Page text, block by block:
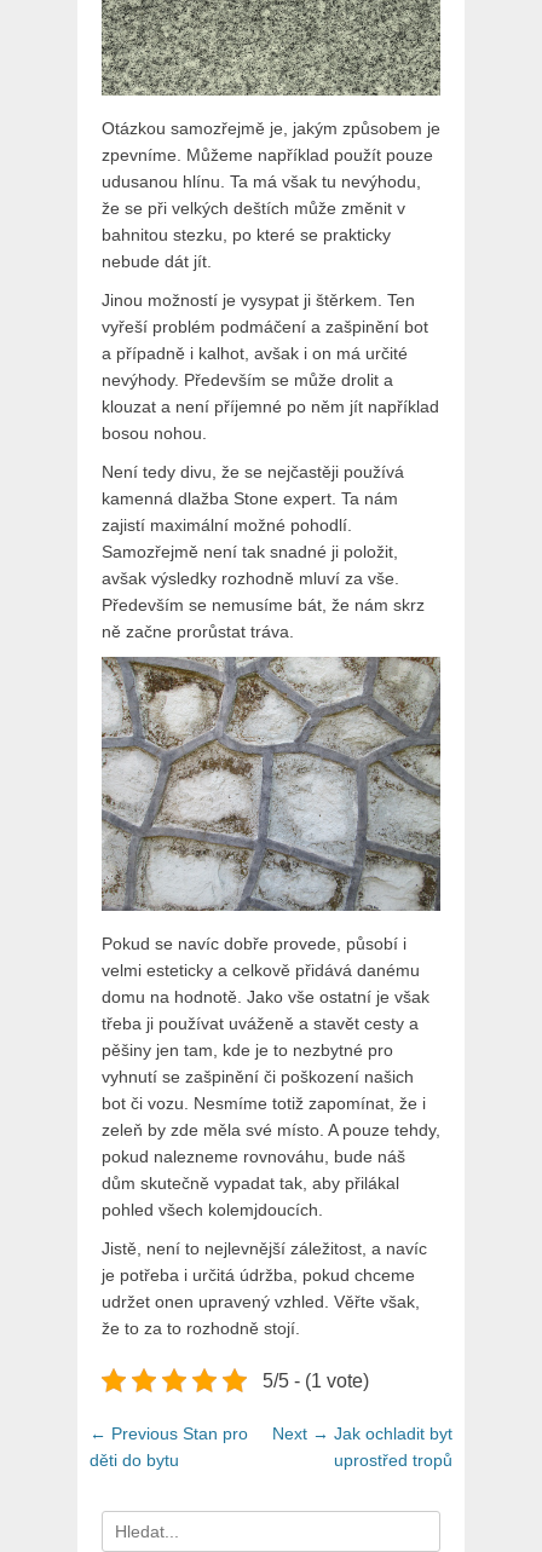
Otázkou samozřejmě je, jakým způsobem je
zpevníme. Můžeme například použít pouze
udusanou hlínu. Ta má však tu nevýhodu,
že se při velkých deštích může změnit v
bahnitou stezku, po které se prakticky
nebude dát jít.
Jinou možností je vysypat ji štěrkem. Ten
vyřeší problém podmáčení a zašpinění bot
a případně i kalhot, avšak i on má určité
nevýhody. Především se může drolit a
klouzat a není příjemné po něm jít například
bosou nohou.
Není tedy divu, že se nejčastěji používá
kamenná dlažba Stone expert . Ta nám
zajistí maximální možné pohodlí.
Samozřejmě není tak snadné ji položit,
avšak výsledky rozhodně mluví za vše.
Především se nemusíme bát, že nám skrz
ně začne prorůstat tráva.
Pokud se navíc dobře provede, působí i
velmi esteticky a celkově přidává danému
domu na hodnotě. Jako vše ostatní je však
třeba ji používat uváženě a stavět cesty a
pěšiny jen tam, kde je to nezbytné pro
vyhnutí se zašpinění či poškození našich
bot či vozu. Nesmíme totiž zapomínat, že i
zeleň by zde měla své místo. A pouze tehdy,
pokud nalezneme rovnováhu, bude náš
dům skutečně vypadat tak, aby přilákal
pohled všech kolemjdoucích.
Jistě, není to nejlevnější záležitost, a navíc
je potřeba i určitá údržba, pokud chceme
udržet onen upravený vzhled. Věřte však,
že to za to rozhodně stojí.
5/5 - (1 vote)
Navigace
pro
← Previous Previous
Stan pro
děti do bytu
Next → Next
post:
Jak ochladit byt
uprostřed tropů
Search